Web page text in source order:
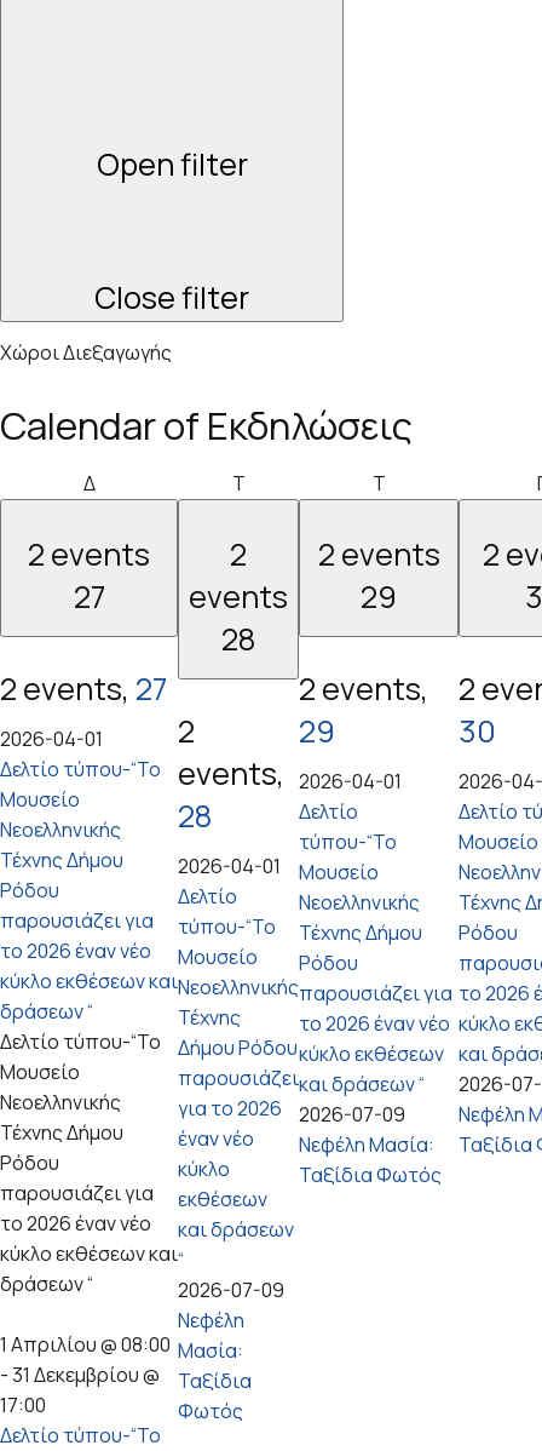
Open filter
Close filter
Χώροι Διεξαγωγής
Calendar of Εκδηλώσεις
ΔΔευτέρα ΤΤρίτη ΤΤετάρτη
2 events
27
2 events, 27
2026-04-01
Δελτίο τύπου-“Το
Μουσείο
Νεοελληνικής
Τέχνης Δήμου
Ρόδου
παρουσιάζει για
το 2026 έναν νέο
κύκλο εκθέσεων και
δράσεων “
Δελτίο τύπου-“Το
Μουσείο
Νεοελληνικής
Τέχνης Δήμου
Ρόδου
παρουσιάζει για
το 2026 έναν νέο
κύκλο εκθέσεων και
δράσεων “
1 Απριλίου @ 08:00
-31 Δεκεμβρίου @
17:00
Δελτίο τύπου-“Το
2
events
28
2
events,
28
2026-04-01
Δελτίο
τύπου-“Το
Μουσείο
Νεοελληνικής
Τέχνης
Δήμου Ρόδου
παρουσιάζει
για το 2026
έναν νέο
κύκλο
εκθέσεων
και δράσεων
“
2026-07-09
Νεφέλη
Μασία:
Ταξίδια
Φωτός
2 events
29
2 events,
29
2026-04-01
Δελτίο
τύπου-“Το
Μουσείο
Νεοελληνικής
Τέχνης Δήμου
Ρόδου
παρουσιάζει για
το 2026 έναν νέο
κύκλο εκθέσεων
και δράσεων “
2026-07-09
Νεφέλη Μασία:
Ταξίδια Φωτός
2
2
30
2026-
Δελτίο
Μουσείο
Τέχνης
Ρόδου
το 2026
κύκλο
και
2026-
Νεφέλη